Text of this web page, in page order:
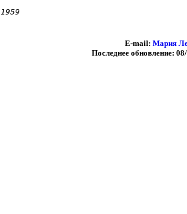
E-mail: Мария
Последнее обновление: